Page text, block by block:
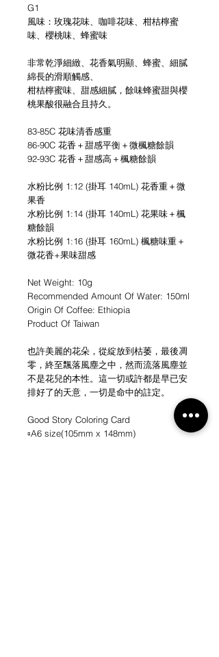
G1
風味：玫瑰花味、咖啡花味、柑桔檸蜜
味、櫻桃味、蜂蜜味
非常乾淨細緻、花香氣明顯、蜂蜜、細膩
綿長的滑順觸感、
柑桔檸蜜味、甜感細膩，餘味蜂蜜甜與櫻
桃果酸很融合且持久。
83-85C 花味清香感重
86-90C 花香＋甜感平衡＋微楓糖餘韻
92-93C 花香＋甜感高＋楓糖餘韻
水粉比例 1:12 (掛耳 140mL) 花香重＋微
果香
水粉比例 1:14 (掛耳 140mL) 花果味＋楓
糖餘韻
水粉比例 1:16 (掛耳 160mL) 楓糖味重＋
微花香+果味甜感
Net Weight: 10g
Recommended Amount Of Water: 150ml
Origin Of Coffee: Ethiopia
Product Of Taiwan
也許美麗的花朵，從綻放到枯萎，最後凋
零，終至飄落風塵之中，然而流落風塵並
不是花兒的本性。這一切或許都是早已安
排好了的天意，一切是命中的註定。
Good Story Coloring Card
▫️A6 size(105mm x 148mm)